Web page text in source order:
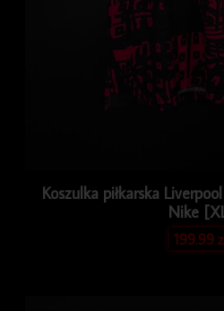
Koszulka piłkarska
Nike
199.99